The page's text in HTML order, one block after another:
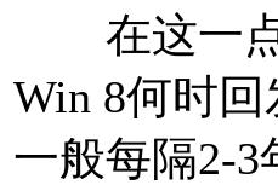
在这一点
Win 8何时
一般每隔2-3